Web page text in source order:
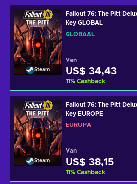
Steam
Fallout 76: The Pitt
Key GLOBAL
GLOBAAL
Van
US$ 34,43
11% Cashback
Steam
Fallout 76: The Pitt
Key EUROPE
EUROPA
Van
US$ 38,15
11% Cashback